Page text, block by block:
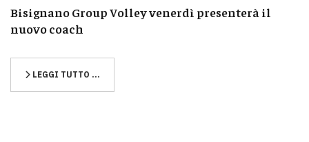
Bisignano Group Volley venerdì presenterà il
nuovo coach
LEGGI TUTTO …